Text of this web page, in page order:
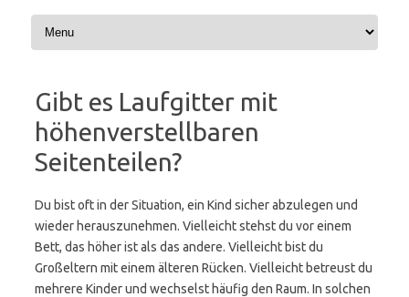
Gibt es Laufgitter mit
höhenverstellbaren
Seitenteilen?
Du bist oft in der Situation, ein Kind sicher abzulegen und
wieder herauszunehmen. Vielleicht stehst du vor einem
Bett, das höher ist als das andere. Vielleicht bist du
Großeltern mit einem älteren Rücken. Vielleicht betreust du
mehrere Kinder und wechselst häufig den Raum. In solchen